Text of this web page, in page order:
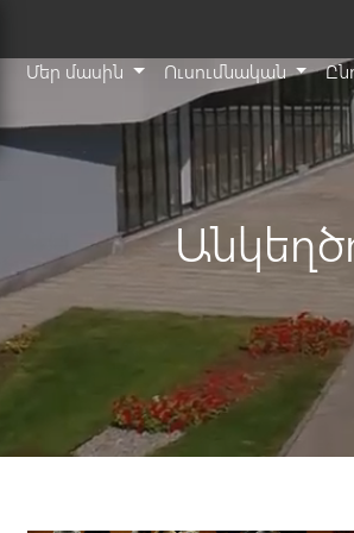
Մեր մասին Ուսումնական